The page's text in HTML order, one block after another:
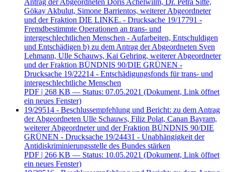
Antrag der Abgeordneten Doris Achelwilm, Dr. Petra Sitte,
Gökay Akbulut, Simone Barrientos, weiterer Abgeordneter
und der Fraktion DIE LINKE. - Drucksache 19/17791 -
Fremdbestimmte Operationen an trans- und
intergeschlechtlichen Menschen - Aufarbeiten, Entschuldigen
und Entschädigen b) zu dem Antrag der Abgeordneten Sven
Lehmann, Ulle Schauws, Kai Gehring, weiterer Abgeordneter
und der Fraktion BÜNDNIS 90/DIE GRÜNEN -
Drucksache 19/22214 - Entschädigungsfonds für trans- und
intergeschlechtliche Menschen
PDF | 268 KB — Status: 07.05.2021 (Dokument, Link öffnet
ein neues Fenster)
19/29514 - Beschlussempfehlung und Bericht: zu dem Antrag
der Abgeordneten Ulle Schauws, Filiz Polat, Canan Bayram,
weiterer Abgeordneter und der Fraktion BÜNDNIS 90/DIE
GRÜNEN - Drucksache 19/24431 - Unabhängigkeit der
Antidiskriminierungsstelle des Bundes stärken
PDF | 266 KB — Status: 10.05.2021 (Dokument, Link öffnet
ein neues Fenster)